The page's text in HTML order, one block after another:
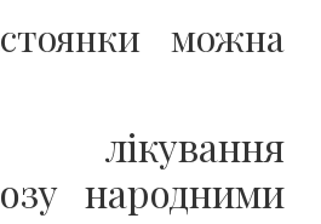
можна
народними